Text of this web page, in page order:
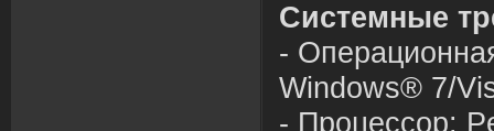
Системные
-
Windows® 7/
- Процессор: